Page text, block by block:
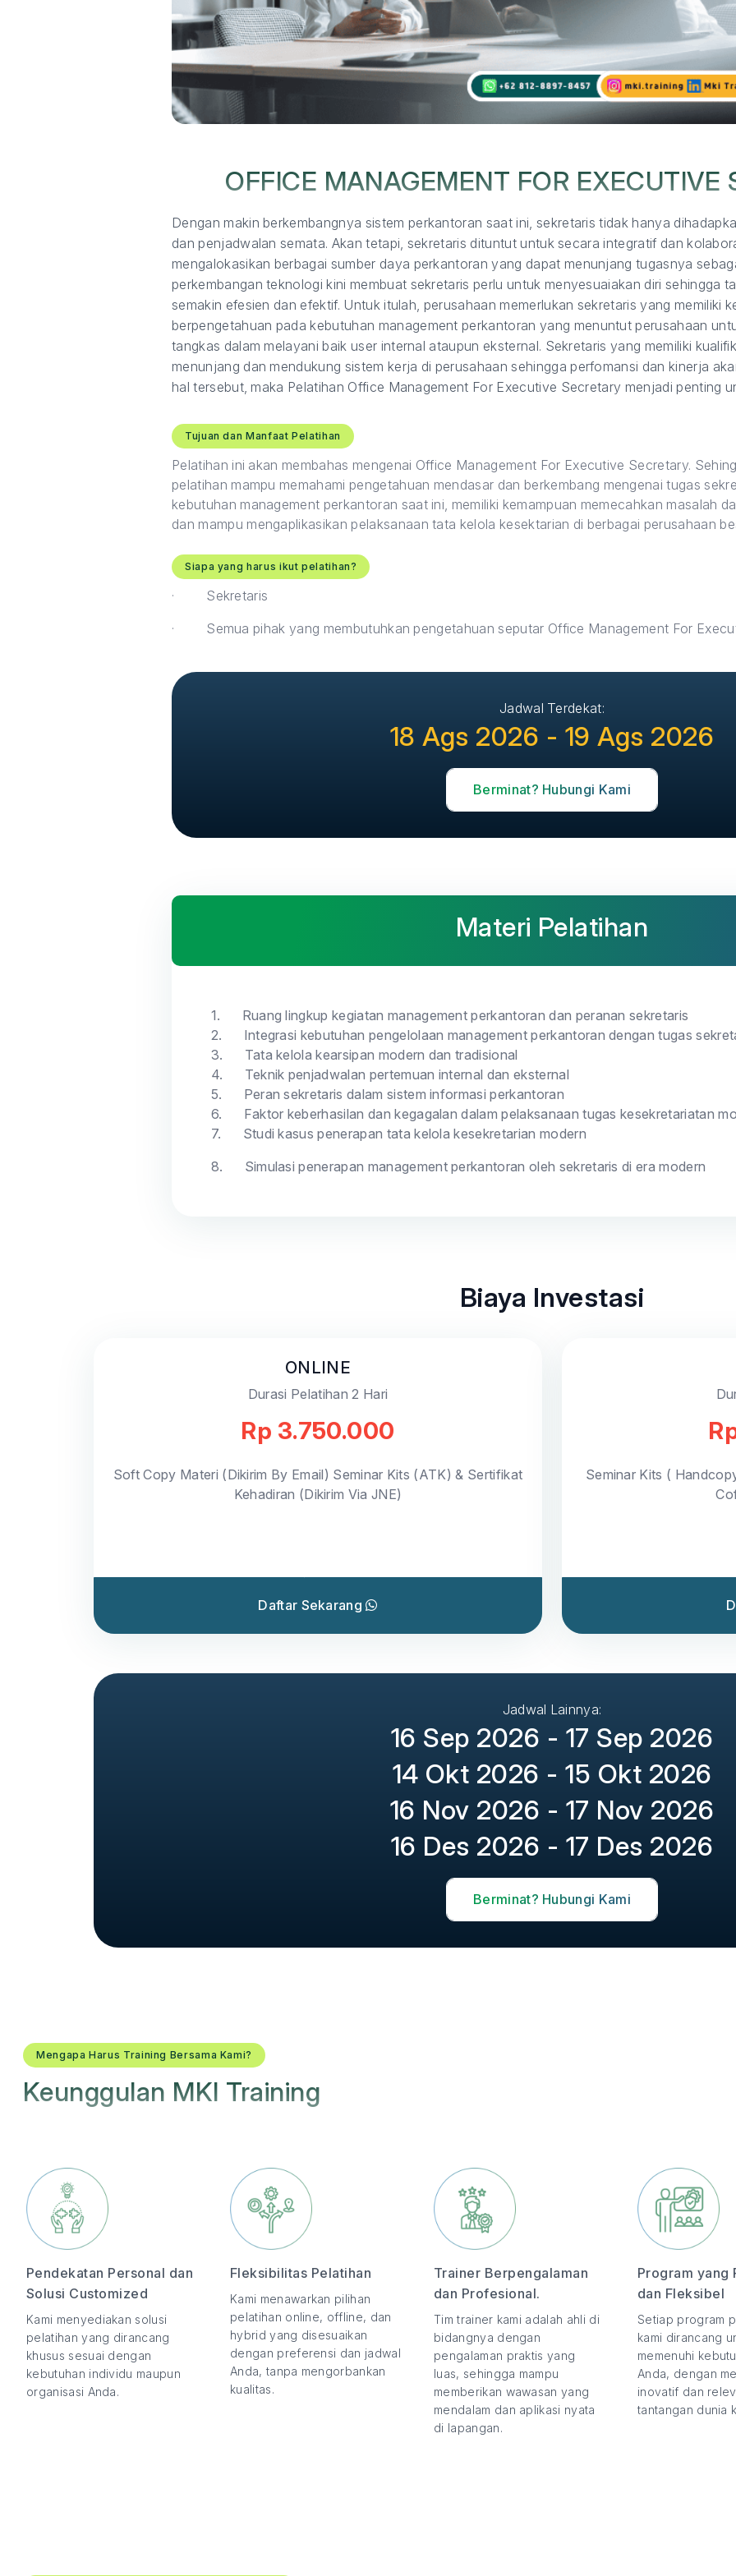
OFFICE MANAGEMENT FOR EXECUTIVE
Dengan makin berkembangnya sistem perkantoran saat ini, sekretaris tidak hanya
dan penjadwalan semata. Akan tetapi, sekretaris dituntut untuk secara integratif dan
mengalokasikan berbagai sumber daya perkantoran yang dapat menunjang tugasnya
perkembangan teknologi kini membuat sekretaris perlu untuk menyesuaiakan diri sehingga
semakin efesien dan efektif. Untuk itulah, perusahaan memerlukan sekretaris yang memiliki
berpengetahuan pada kebutuhan management perkantoran yang menuntut perusahaan
tangkas dalam melayani baik user internal ataupun eksternal. Sekretaris yang memiliki
menunjang dan mendukung sistem kerja di perusahaan sehingga perfomansi dan kinerja
hal tersebut, maka Pelatihan Office Management For Executive Secretary menjadi penting
Tujuan dan Manfaat Pelatihan
Pelatihan ini akan membahas mengenai Office Management For Executive Secretary.
pelatihan mampu memahami pengetahuan mendasar dan berkembang mengenai tugas
kebutuhan management perkantoran saat ini, memiliki kemampuan memecahkan masalah
dan mampu mengaplikasikan pelaksanaan tata kelola kesektarian di berbagai perusahaan
Siapa yang harus ikut pelatihan?
·
Sekretaris
·
Semua pihak yang membutuhkan pengetahuan seputar Office Management For
Jadwal Terdekat:
18 Ags 2026 - 19 Ags 2026
Berminat? Hubungi Kami
Materi Pelatihan
1.
Ruang lingkup kegiatan management perkantoran dan peranan sekretaris
2.
Integrasi kebutuhan pengelolaan management perkantoran dengan tugas
3.
Tata kelola kearsipan modern dan tradisional
4.
Teknik penjadwalan pertemuan internal dan eksternal
5.
Peran sekretaris dalam sistem informasi perkantoran
6.
Faktor keberhasilan dan kegagalan dalam pelaksanaan tugas kesekretariatan
7.
Studi kasus penerapan tata kelola kesekretarian modern
8.
Simulasi penerapan management perkantoran oleh sekretaris di era modern
Biaya Investasi
ONLINE
Durasi Pelatihan 2 Hari
Rp 3.750.000
Soft Copy Materi (Dikirim By Email) Seminar Kits (ATK) & Sertifikat
Kehadiran (Dikirim Via JNE)
Daftar Sekarang
Seminar Kits (
Jadwal Lainnya:
16 Sep 2026 - 17 Sep 2026
14 Okt 2026 - 15 Okt 2026
16 Nov 2026 - 17 Nov 2026
16 Des 2026 - 17 Des 2026
Berminat? Hubungi Kami
Mengapa Harus Training Bersama Kami?
Keunggulan MKI Training
Pendekatan Personal dan
Solusi Customized
Kami menyediakan solusi
pelatihan yang dirancang
khusus sesuai dengan
kebutuhan individu maupun
organisasi Anda.
Fleksibilitas Pelatihan
Kami menawarkan pilihan
pelatihan online, offline, dan
hybrid yang disesuaikan
dengan preferensi dan jadwal
Anda, tanpa mengorbankan
kualitas.
Trainer Berpengalaman
dan Profesional.
Tim trainer kami adalah ahli di
bidangnya dengan
pengalaman praktis yang
luas, sehingga mampu
memberikan wawasan yang
mendalam dan aplikasi nyata
di lapangan.
Program yang
dan Fleksibel
Setiap program
kami dirancang
memenuhi
Anda, dengan
inovatif dan
tantangan dunia